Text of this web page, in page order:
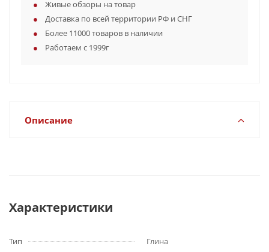
Живые обзоры на товар
Доставка по всей территории РФ и СНГ
Более 11000 товаров в наличии
Работаем с 1999г
Описание
Характеристики
Тип
Глина